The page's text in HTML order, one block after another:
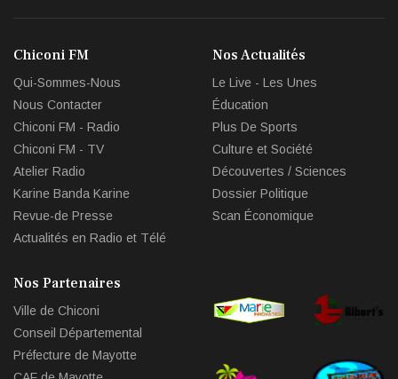
Chiconi FM
Qui-Sommes-Nous
Nous Contacter
Chiconi FM - Radio
Chiconi FM - TV
Atelier Radio
Karine Banda Karine
Revue-de Presse
Actualités en Radio et Télé
Nos Actualités
Le Live - Les Unes
Éducation
Plus De Sports
Culture et Société
Découvertes / Sciences
Dossier Politique
Scan Économique
Nos Partenaires
Ville de Chiconi
Conseil Départemental
Préfecture de Mayotte